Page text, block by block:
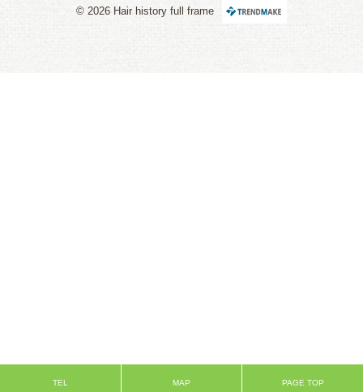
© 2026 Hair history full frame
TEL MAP PAGE TOP